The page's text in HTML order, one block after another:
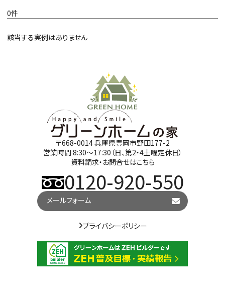
0件
該当する実例はありません
〒668-0014 兵庫県豊岡市野田177-2
営業時間 8:30～17:30（日、第2・4土曜定休日）
資料請求・お問合せはこちら
0120-920-550
メールフォーム
プライバシーポリシー